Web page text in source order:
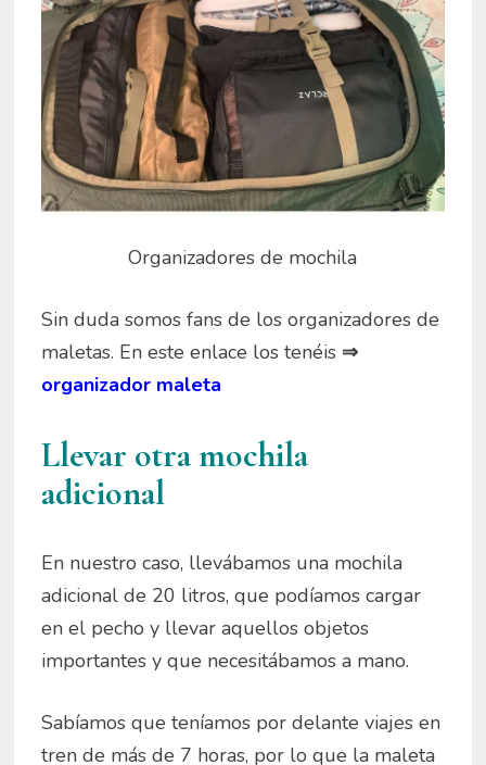
Organizadores de mochila
Sin duda somos fans de los organizadores de
maletas. En este enlace los tenéis⇒
organizador maleta
Llevar otra mochila
adicional
En nuestro caso, llevábamos una mochila
adicional de 20 litros, que podíamos cargar
en el pecho y llevar aquellos objetos
importantes y que necesitábamos a mano.
Sabíamos que teníamos por delante viajes en
tren de más de 7 horas, por lo que la maleta